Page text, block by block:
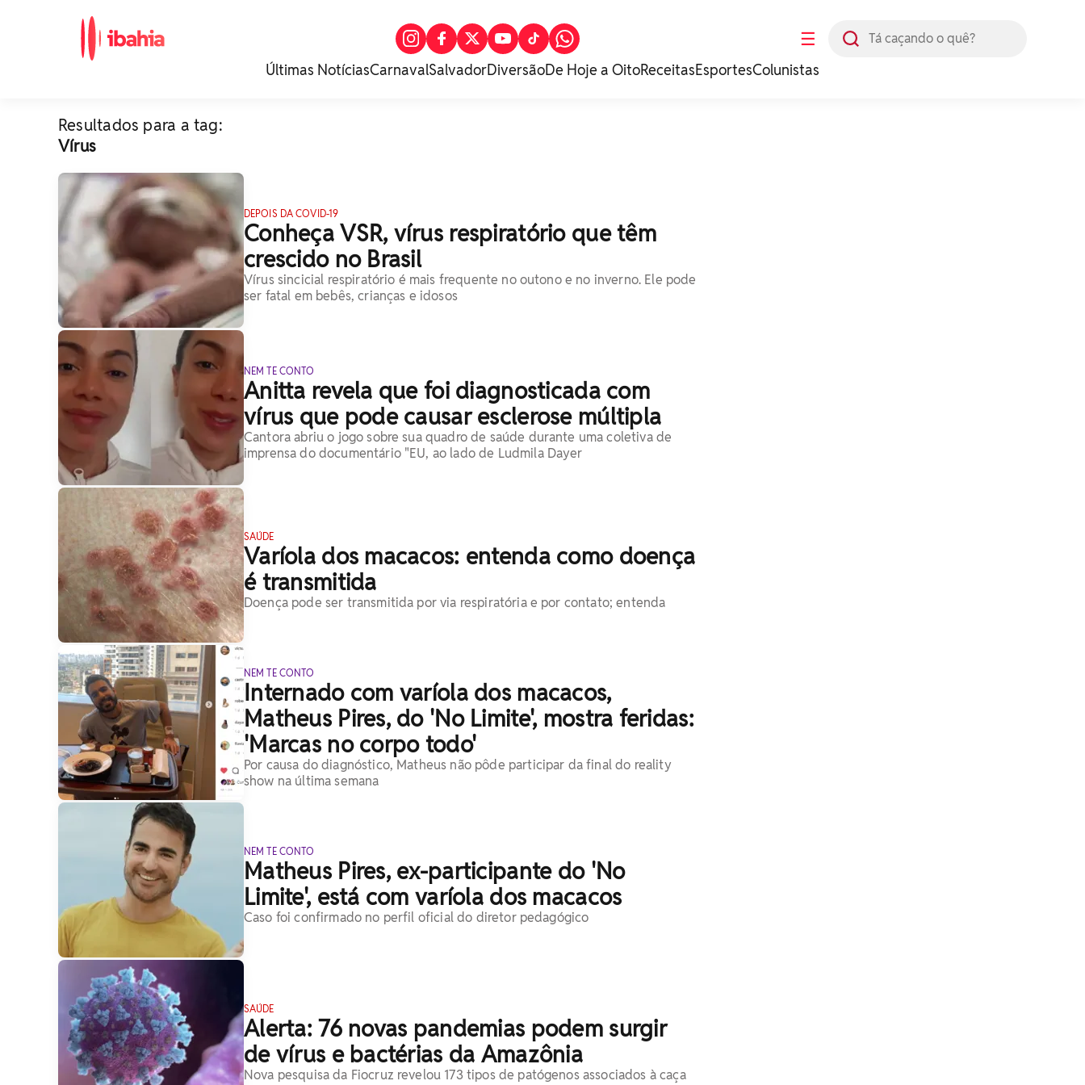
☰
Últimas NotíciasCarnavalSalvadorDiversãoDe Hoje a OitoReceitasEsportesColunistas
Resultados para a tag:
Vírus
DEPOIS DA COVID-19
Conheça VSR, vírus respiratório que têm
crescido no Brasil
Vírus sincicial respiratório é mais frequente no outono e no inverno. Ele pode
ser fatal em bebês, crianças e idosos
NEM TE CONTO
Anitta revela que foi diagnosticada com
vírus que pode causar esclerose múltipla
Cantora abriu o jogo sobre sua quadro de saúde durante uma coletiva de
imprensa do documentário "EU, ao lado de Ludmila Dayer
SAÚDE
Varíola dos macacos: entenda como doença
é transmitida
Doença pode ser transmitida por via respiratória e por contato; entenda
NEM TE CONTO
Internado com varíola dos macacos,
Matheus Pires, do 'No Limite', mostra feridas:
'Marcas no corpo todo'
Por causa do diagnóstico, Matheus não pôde participar da final do reality
show na última semana
NEM TE CONTO
Matheus Pires, ex-participante do 'No
Limite', está com varíola dos macacos
Caso foi confirmado no perfil oficial do diretor pedagógico
SAÚDE
Alerta: 76 novas pandemias podem surgir
de vírus e bactérias da Amazônia
Nova pesquisa da Fiocruz revelou 173 tipos de patógenos associados à caça